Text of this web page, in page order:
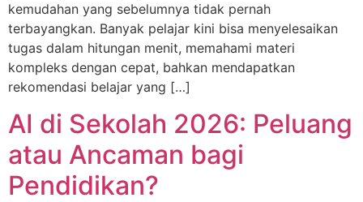
kemudahan yang sebelumnya tidak pernah
terbayangkan. Banyak pelajar kini bisa menyelesaikan
tugas dalam hitungan menit, memahami materi
kompleks dengan cepat, bahkan mendapatkan
rekomendasi belajar yang […]
AI di Sekolah 2026: Peluang
atau Ancaman bagi
Pendidikan?